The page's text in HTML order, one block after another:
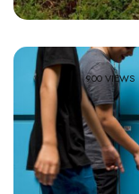
900 VIEWS